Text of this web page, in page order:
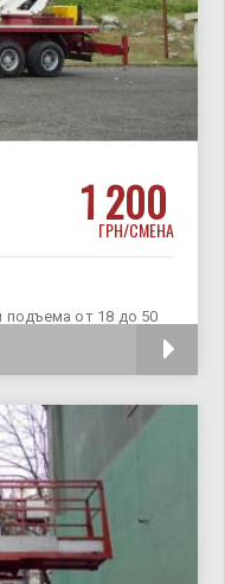
1 200
ГРН/СМЕНА
от 18 до 50